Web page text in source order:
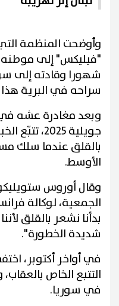
وأوضحت المنظمة
"فيليكس" إلى
شهورا وقادته إلى
سراحه في البرية هذا
وبعد مغادرة عشه
جويلية
بالقلق عندما سلك
الأوسط.
وقال أوروس
الجمعية، لوكالة
بدأنا نشعر بالقلق
شديدة الخطورة".
في أواخر أكتوبر،
التتبع الخاص
في سوريا.